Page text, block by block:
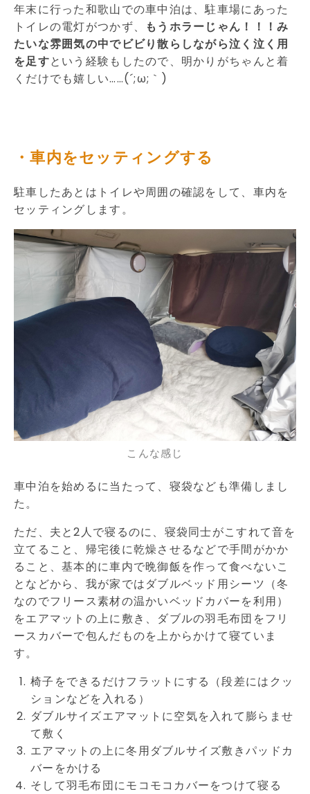
年末に行った和歌山での車中泊は、駐車場にあった
トイレの電灯がつかず、
もうホラーじゃん！！！み
たいな雰囲気の中でビビり散らしながら泣く泣く用
を足すという経験もしたので、明かりがちゃんと着
くだけでも嬉しい……(´;ω;｀)
・車内をセッティングする
駐車したあとはトイレや周囲の確認をして、車内を
セッティングします。
こんな感じ
車中泊を始めるに当たって、寝袋なども準備しまし
た。
ただ、夫と2人で寝るのに、寝袋同士がこすれて音を
立てること、帰宅後に乾燥させるなどで手間がかか
ること、基本的に車内で晩御飯を作って食べないこ
となどから、我が家ではダブルベッド用シーツ（冬
なのでフリース素材の温かいベッドカバーを利用）
をエアマットの上に敷き、ダブルの羽毛布団をフリ
ースカバーで包んだものを上からかけて寝ていま
す。
椅子をできるだけフラットにする（段差にはクッ
ションなどを入れる）
ダブルサイズエアマットに空気を入れて膨らませ
て敷く
エアマットの上に冬用ダブルサイズ敷きパッドカ
バーをかける
そして羽毛布団にモコモコカバーをつけて寝る